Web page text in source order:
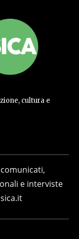
cultura e
e interviste